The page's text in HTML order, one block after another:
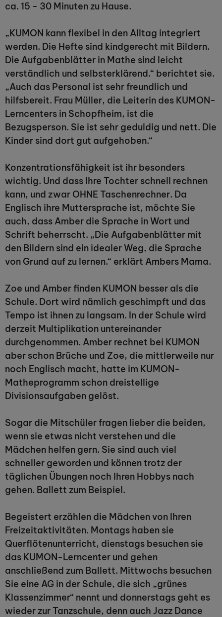
ca. 15 - 30 Minuten zu Hause.
„KUMON kann flexibel in den Alltag integriert
werden. Die Hefte sind kindgerecht mit Bildern.
Die Aufgabenblätter in Mathe sind leicht
verständlich und selbsterklärend.“ berichtet sie.
„Auch das Personal ist sehr freundlich und
hilfsbereit. Frau Müller, die Leiterin des KUMON-
Lerncenters in Schopfheim, ist die
Bezugsperson. Sie ist sehr geduldig und nett. Die
Kinder sind dort gut aufgehoben.“
Konzentrationsfähigkeit ist ihr besonders
wichtig. Und dass Ihre Tochter schnell rechnen
kann, und zwar OHNE Taschenrechner. Da
Englisch ihre Muttersprache ist, möchte Sie
auch, dass Amber die Sprache in Wort und
Schrift beherrscht. „Die Aufgabenblätter mit
den Bildern sind ein idealer Weg, die Sprache
von Grund auf zu lernen.“ erklärt Ambers Mama.
Zoe und Amber finden KUMON besser als die
Schule. Dort wird nämlich geschimpft und das
Tempo ist ihnen zu langsam. In der Schule wird
derzeit Multiplikation untereinander
durchgenommen. Amber rechnet bei KUMON
aber schon Brüche und Zoe, die mittlerweile nur
noch Englisch macht, hatte im KUMON-
Matheprogramm schon dreistellige
Divisionsaufgaben gelöst.
Sogar die Mitschüler fragen lieber die beiden,
wenn sie etwas nicht verstehen und die
Mädchen helfen gern. Sie sind auch viel
schneller geworden und können trotz der
täglichen Übungen noch Ihren Hobbys nach
gehen. Ballett zum Beispiel.
Begeistert erzählen die Mädchen von Ihren
Freizeitaktivitäten. Montags haben sie
Querflötenunterricht, dienstags besuchen sie
das KUMON-Lerncenter und gehen
anschließend zum Ballett. Mittwochs besuchen
Sie eine AG in der Schule, die sich „grünes
Klassenzimmer“ nennt und donnerstags geht es
wieder zur Tanzschule, denn auch Jazz Dance